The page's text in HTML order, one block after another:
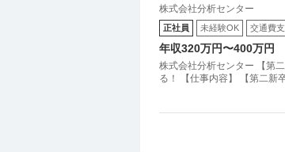
株式会社分析センター
正社員 未経験OK 交通費
年収320万円〜400万円
株式会社分析センター 【第
る！ 【仕事内容】 【第二